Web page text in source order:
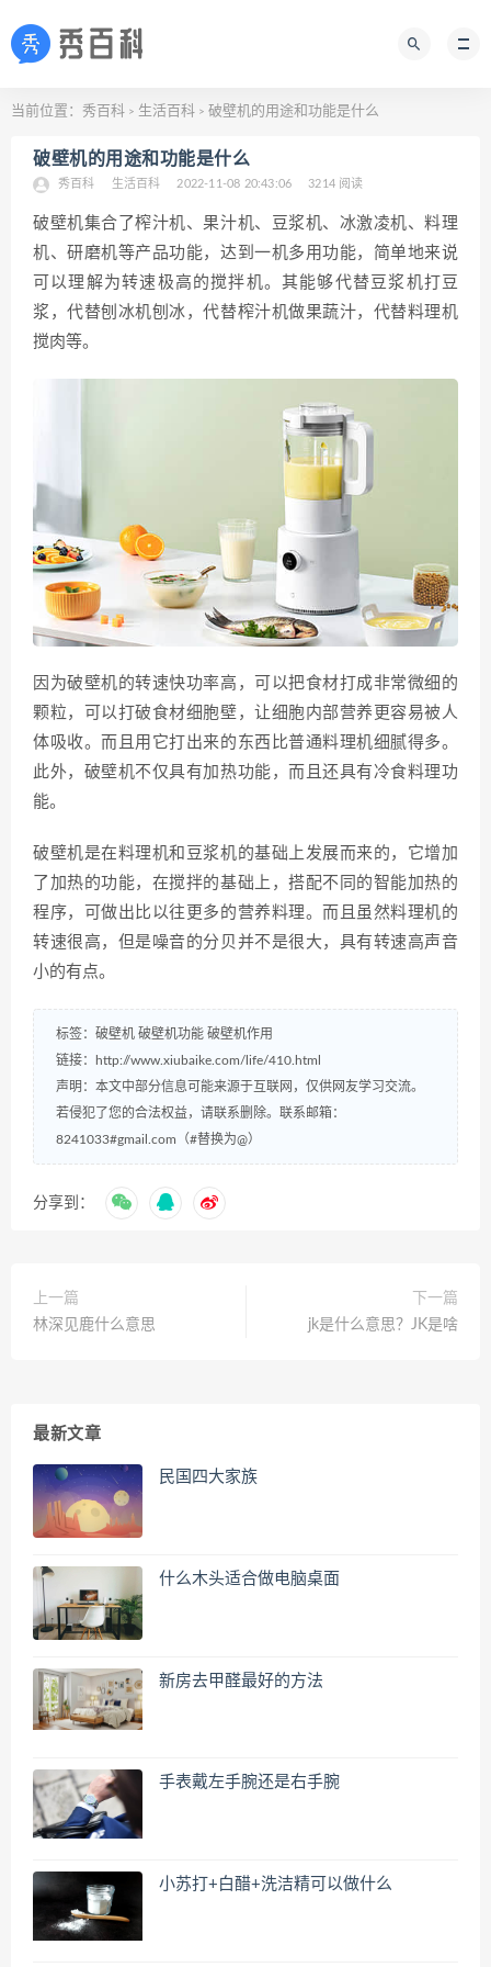
当前位置： 秀百科 > 生活百科 > 破壁机的用途和功能是什么
破壁机的用途和功能是什么
秀百科 生活百科 2022-11-08 20:43:06 3214 阅读
破壁机集合了榨汁机、果汁机、豆浆机、冰激凌机、料理
机、研磨机等产品功能，达到一机多用功能，简单地来说
可以理解为转速极高的搅拌机。其能够代替豆浆机打豆
浆，代替刨冰机刨冰，代替榨汁机做果蔬汁，代替料理机
搅肉等。
因为破壁机的转速快功率高，可以把食材打成非常微细的
颗粒，可以打破食材细胞壁，让细胞内部营养更容易被人
体吸收。而且用它打出来的东西比普通料理机细腻得多。
此外，破壁机不仅具有加热功能，而且还具有冷食料理功
能。
破壁机是在料理机和豆浆机的基础上发展而来的，它增加
了加热的功能，在搅拌的基础上，搭配不同的智能加热的
程序，可做出比以往更多的营养料理。而且虽然料理机的
转速很高，但是噪音的分贝并不是很大，具有转速高声音
小的有点。
标签： 破壁机 破壁机功能 破壁机作用
链接：
http://www.xiubaike.com/life/410.html
声明：本文中部分信息可能来源于互联网，仅供网友学习交流。
若侵犯了您的合法权益，请联系删除。联系邮箱：
8241033#gmail.com（#替换为@）
分享到：
上一篇
林深见鹿什么意思
下一篇
jk是什么意思？JK是啥
最新文章
民国四大家族
什么木头适合做电脑桌面
新房去甲醛最好的方法
手表戴左手腕还是右手腕
小苏打+白醋+洗洁精可以做什么